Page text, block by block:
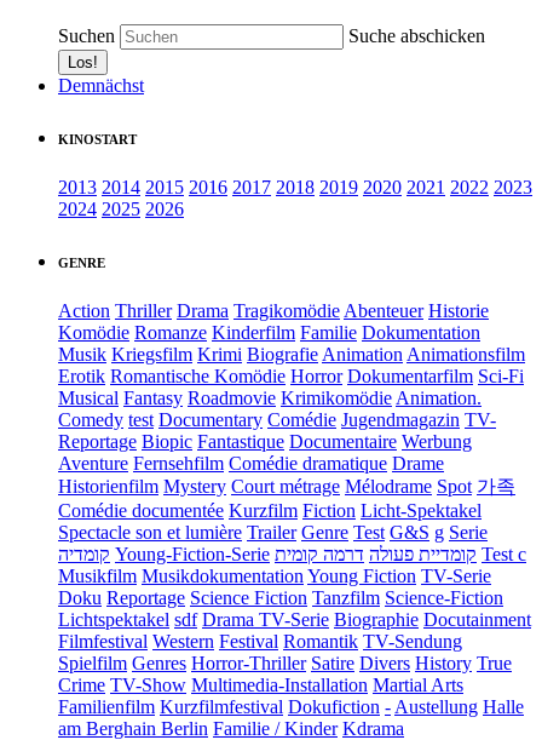
Suchen Suche abschicken
Demnächst
KINOSTART
2013 2014 2015 2016 2017 2018 2019 2020 2021 2022 2023
2024 2025 2026
GENRE
Action Thriller Drama Tragikomödie Abenteuer Historie
Komödie Romanze Kinderfilm Familie Dokumentation
Musik Kriegsfilm Krimi Biografie Animation Animationsfilm
Erotik Romantische Komödie Horror Dokumentarfilm Sci-Fi
Musical Fantasy Roadmovie Krimikomödie Animation.
Comedy test Documentary Comédie Jugendmagazin TV-
Reportage Biopic Fantastique Documentaire Werbung
Aventure Fernsehfilm Comédie dramatique Drame
Historienfilm Mystery Court métrage Mélodrame Spot 가족
Comédie documentée Kurzfilm Fiction Licht-Spektakel
Spectacle son et lumière Trailer Genre Test G&S g Serie
קומדיה Young-Fiction-Serie קומדיית פעולה דרמה קומית
Test c
Musikfilm Musikdokumentation Young Fiction TV-Serie
Doku Reportage Science Fiction Tanzfilm Science-Fiction
Lichtspektakel sdf Drama TV-Serie Biographie Docutainment
Filmfestival Western Festival Romantik TV-Sendung
Spielfilm Genres Horror-Thriller Satire Divers History True
Crime TV-Show Multimedia-Installation Martial Arts
Familienfilm Kurzfilmfestival Dokufiction - Austellung Halle
am Berghain Berlin Familie / Kinder Kdrama